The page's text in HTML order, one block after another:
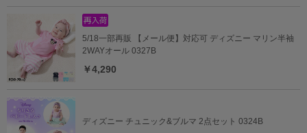
5/18一部再販 【メール便】対応可 ディズニー マリン半袖
2WAYオール 0327B
￥4,290
ディズニー チュニック&ブルマ 2点セット 0324B